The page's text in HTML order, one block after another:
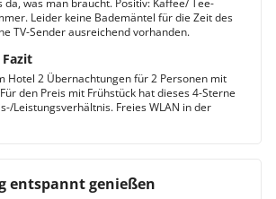
da, was man braucht. Positiv: Kaffee/ Tee-
Leider keine Bademäntel für die Zeit des
TV-Sender ausreichend vorhanden.
Hotel 2 Übernachtungen für 2 Personen mit
den Preis mit Frühstück hat dieses 4-Sterne
Leistungsverhältnis. Freies WLAN in der
entspannt genießen